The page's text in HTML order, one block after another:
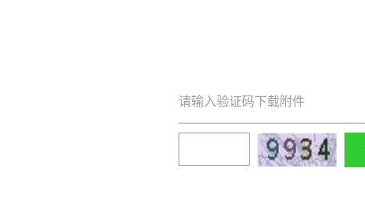
请输入验证码下载附件